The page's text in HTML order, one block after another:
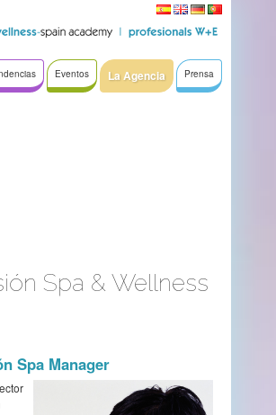
Eventos La Agencia Prensa
Spa & Wellness
Spa Manager